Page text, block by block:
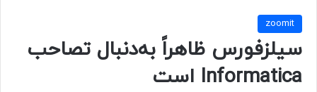
zoomit
سیلزفورس ظاهراً به‌دنبال تصاحب
Informatica است